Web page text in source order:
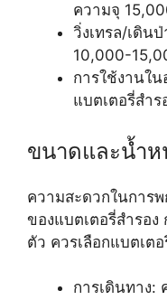
ความจุ
วิ่งเทรล/เดิน
10,000-
การใช้งานใ
แบตเตอรี่สำ
ขนาดและน้ำห
ความสะดวกในการ
ของแบตเตอรี่สำรอง
ตัว ควรเลือกแบตเต
การเดินทาง: